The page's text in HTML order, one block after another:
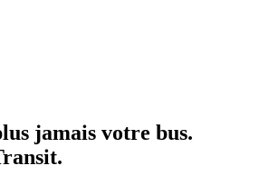
jamais votre bus.